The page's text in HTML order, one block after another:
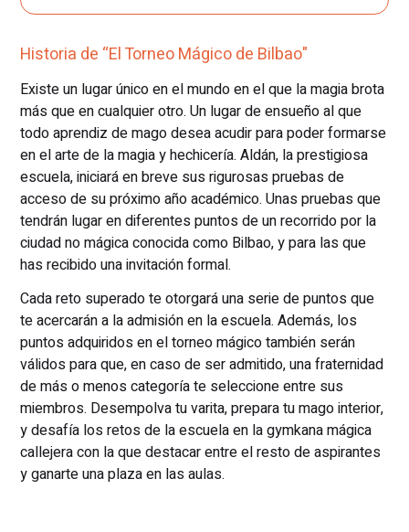
Historia de “El Torneo Mágico de Bilbao"
Existe un lugar único en el mundo en el que la magia brota
más que en cualquier otro. Un lugar de ensueño al que
todo aprendiz de mago desea acudir para poder formarse
en el arte de la magia y hechicería. Aldán, la prestigiosa
escuela, iniciará en breve sus rigurosas pruebas de
acceso de su próximo año académico. Unas pruebas que
tendrán lugar en diferentes puntos de un recorrido por la
ciudad no mágica conocida como Bilbao, y para las que
has recibido una invitación formal.
Cada reto superado te otorgará una serie de puntos que
te acercarán a la admisión en la escuela. Además, los
puntos adquiridos en el torneo mágico también serán
válidos para que, en caso de ser admitido, una fraternidad
de más o menos categoría te seleccione entre sus
miembros. Desempolva tu varita, prepara tu mago interior,
y desafía los retos de la escuela en la gymkana mágica
callejera con la que destacar entre el resto de aspirantes
y ganarte una plaza en las aulas.